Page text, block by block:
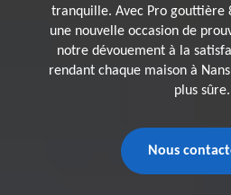
tranquille. Avec Pro gouttière
une nouvelle occasion de
notre dévouement à la
rendant chaque maison à
plus sûre.
Nous